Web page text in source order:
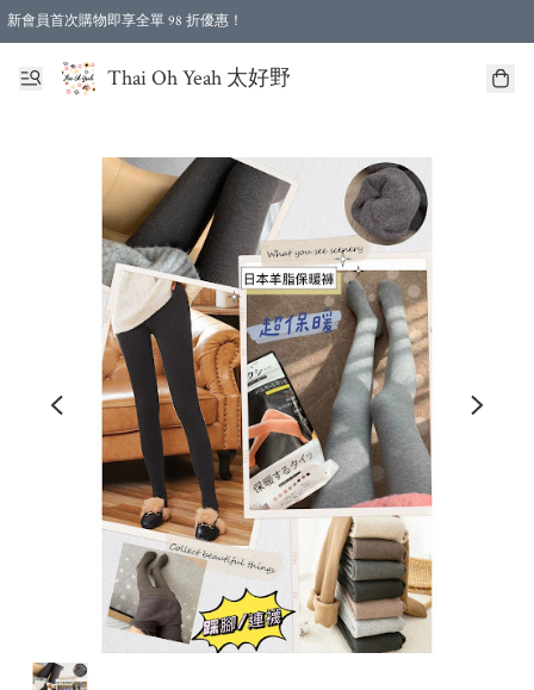
新會員首次購物即享全單 98 折優惠！
特選會員可享全單低至 96 折優惠！
Thai Oh Yeah 太好野